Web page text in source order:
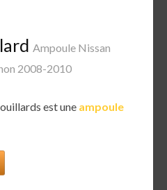
Ampoule Nissan
2008-2010
est une ampoule